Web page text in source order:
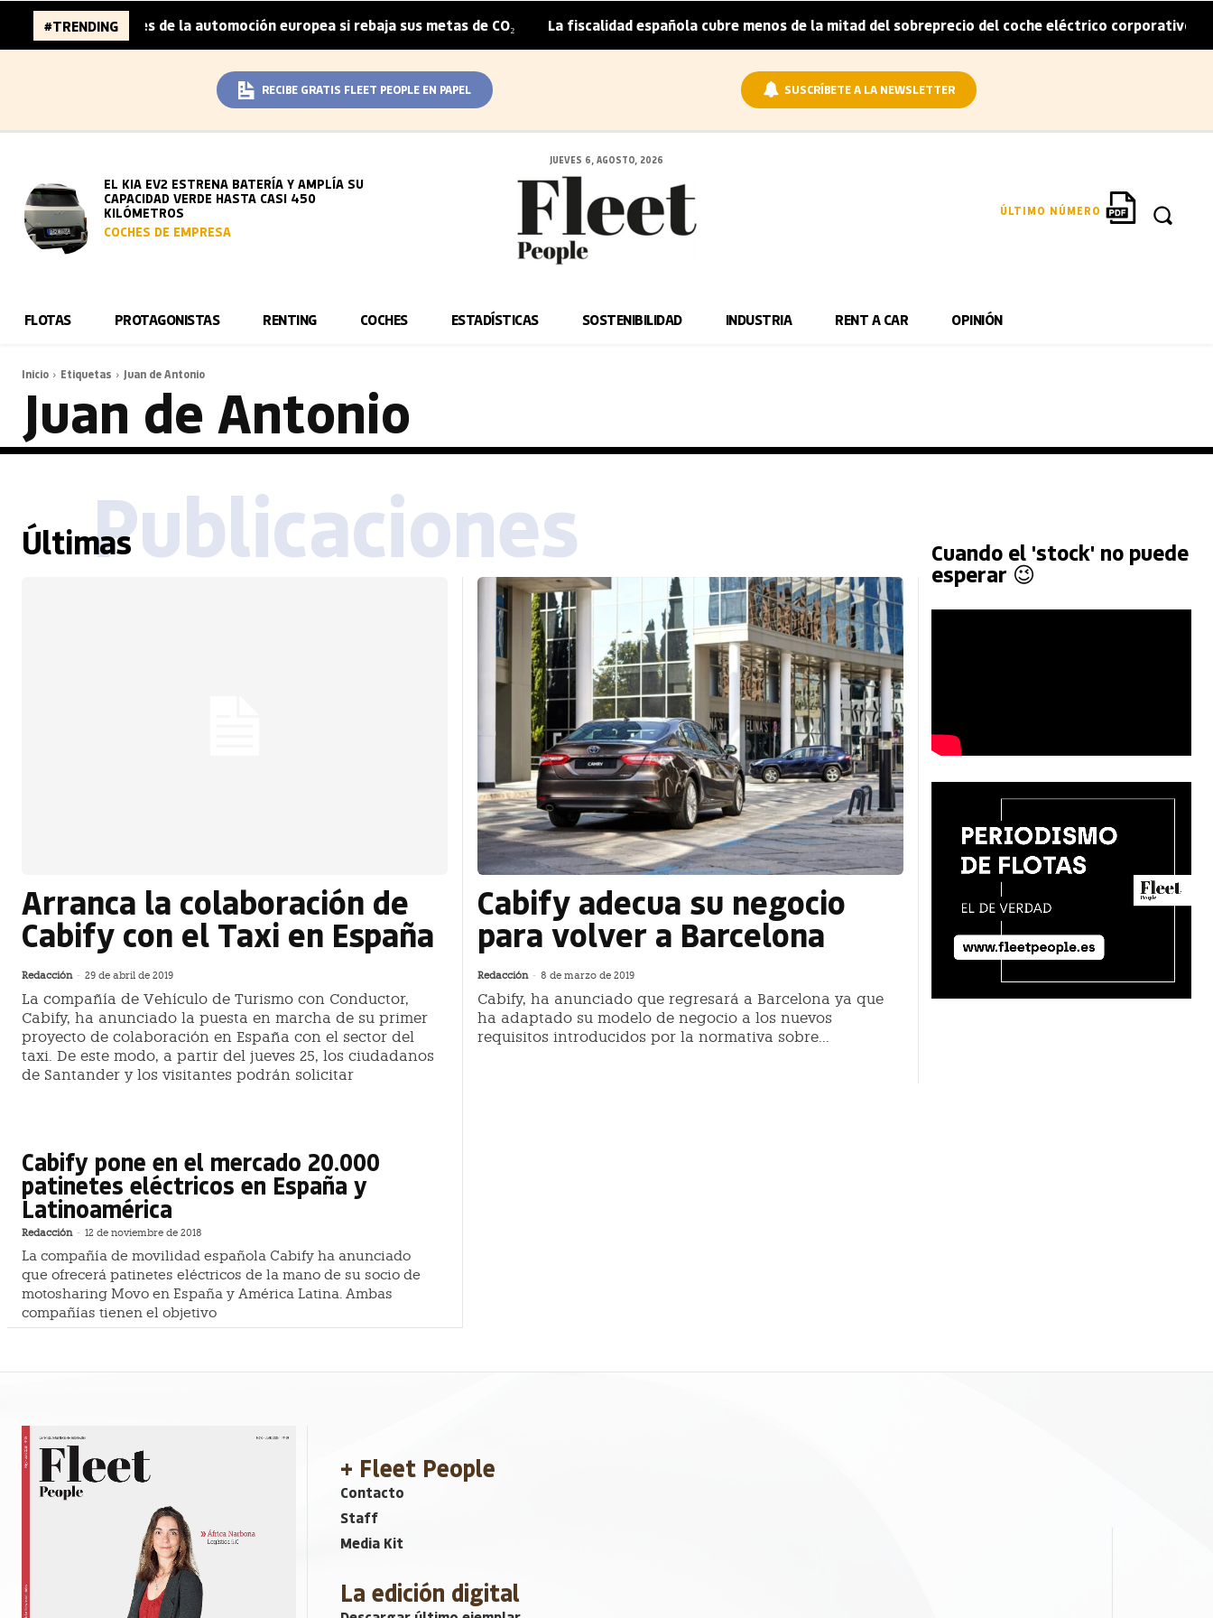
#TRENDING
96.000 millones de la automoción europea si rebaja sus metas de CO₂ | La fiscalidad española cubre menos de la mitad del sobreprecio del coche eléctrico corporativo |
RECIBE GRATIS FLEET PEOPLE EN PAPEL SUSCRÍBETE A LA NEWSLETTER
EL KIA EV2 ESTRENA BATERÍA Y AMPLÍA SU
CAPACIDAD VERDE HASTA CASI 450
KILÓMETROS
COCHES DE EMPRESA
JUEVES 6, AGOSTO, 2026
ÚLTIMO NÚMERO
FLOTAS PROTAGONISTAS RENTING COCHES ESTADÍSTICAS SOSTENIBILIDAD INDUSTRIA RENT A CAR OPINIÓN
Inicio Etiquetas Juan de Antonio
Juan de Antonio
ÚltimasPublicaciones
Arranca la colaboración de
Cabify con el Taxi en España
Redacción - 29 de abril de 2019
La compañía de Vehículo de Turismo con Conductor,
Cabify, ha anunciado la puesta en marcha de su primer
proyecto de colaboración en España con el sector del
taxi. De este modo, a partir del jueves 25, los ciudadanos
de Santander y los visitantes podrán solicitar
Cabify adecua su negocio
para volver a Barcelona
Redacción - 8 de marzo de 2019
Cabify, ha anunciado que regresará a Barcelona ya que
ha adaptado su modelo de negocio a los nuevos
requisitos introducidos por la normativa sobre...
Cabify pone en el mercado 20.000
patinetes eléctricos en España y
Latinoamérica
Redacción - 12 de noviembre de 2018
La compañía de movilidad española Cabify ha anunciado
que ofrecerá patinetes eléctricos de la mano de su socio de
motosharing Movo en España y América Latina. Ambas
compañías tienen el objetivo
Cuando el 'stock' no puede
esperar 😉
+ Fleet People
Contacto
Staff
Media Kit
La edición digital